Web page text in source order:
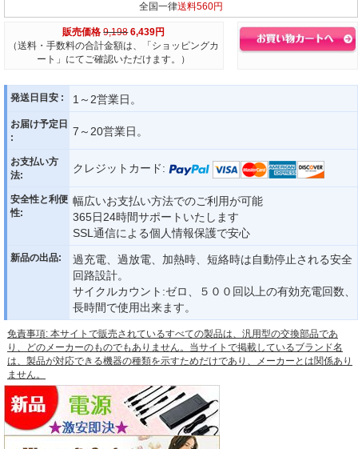
全国一律送料560円
販売価格 9,198 6,439円
（送料・手数料の合計金額は、「ショッピングカ
ート」にてご確認いただけます。）
発送日目安 : 1～2営業日。
お届け予定日
:
7～20営業日。
お支払い方
法:
クレジットカード:
安全性と利便
性:
幅広いお支払い方法でのご利用が可能
365日24時間サポートいたします
SSL通信による個人情報保護で安心
新品の出品:
過充電、過放電、加熱時、短絡時は自動停止される安全
回路設計。
サイクルカウント:ゼロ、５００回以上の有効充電回数、
長時間で使用出来ます。
免責事項: 本サイトで販売されているすべての製品は、汎用型の交換部品であ
り、どのメーカーのものでもありません。当サイトで掲載しているブランド名
は、製品が対応できる機器の種類を示すためだけであり、メーカーとは関係あり
ません。